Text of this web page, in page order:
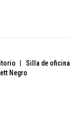
Silla de oficina
Negro